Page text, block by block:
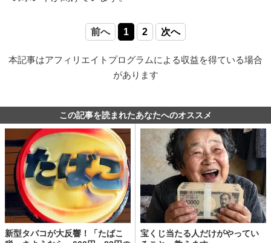
前へ 1 2 次へ
本記事はアフィリエイトプログラムによる収益を得ている場合
があります
この記事を読まれたあなたへのオススメ
新型タバコが大反響！「たばこ
宝くじ当たる人だけがやってい